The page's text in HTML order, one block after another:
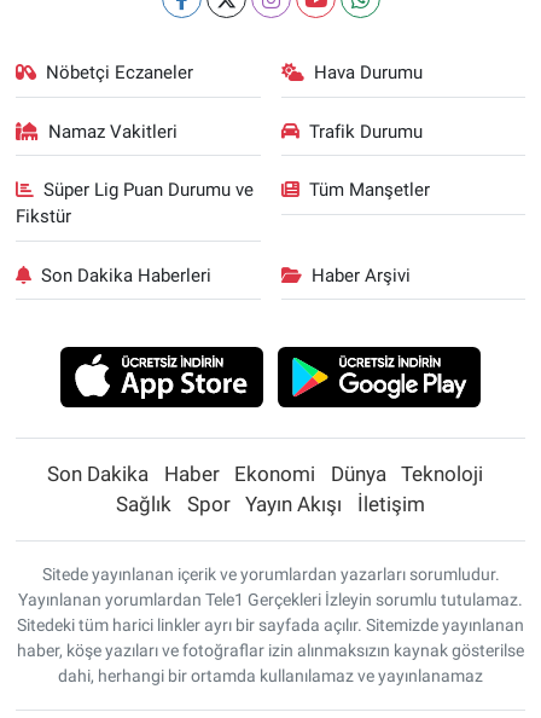
Nöbetçi Eczaneler Hava Durumu
Namaz Vakitleri Trafik Durumu
Süper Lig Puan Durumu ve
Fikstür
Tüm Manşetler
Son Dakika Haberleri Haber Arşivi
Son Dakika Haber Ekonomi Dünya
Teknoloji
Sağlık
Spor Yayın Akışı İletişim
Sitede yayınlanan içerik ve yorumlardan yazarları sorumludur.
Yayınlanan yorumlardan Tele1 Gerçekleri İzleyin sorumlu tutulamaz.
Sitedeki tüm harici linkler ayrı bir sayfada açılır. Sitemizde yayınlanan
haber, köşe yazıları ve fotoğraflar izin alınmaksızın kaynak gösterilse
dahi, herhangi bir ortamda kullanılamaz ve yayınlanamaz